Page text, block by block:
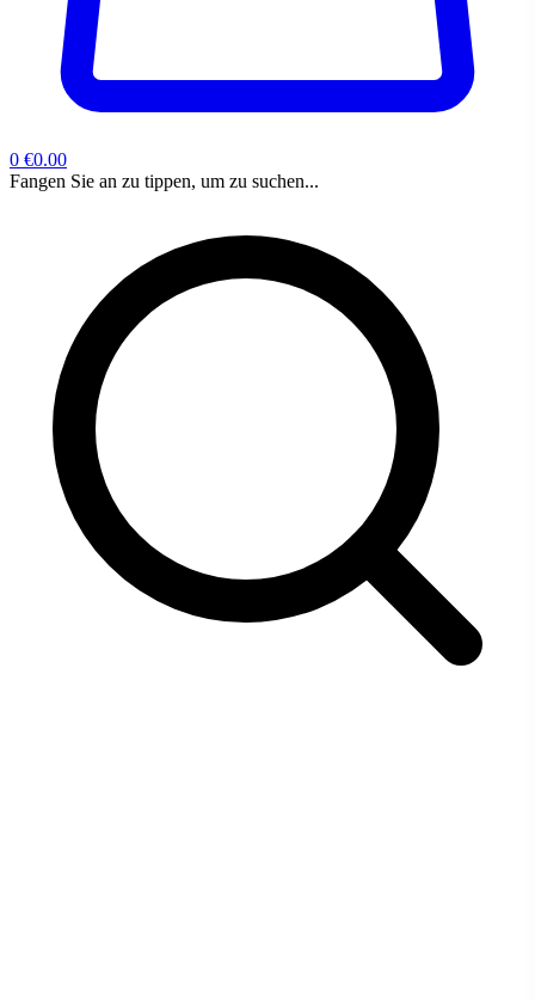
0 €0.00
Fangen Sie an zu tippen, um zu suchen...